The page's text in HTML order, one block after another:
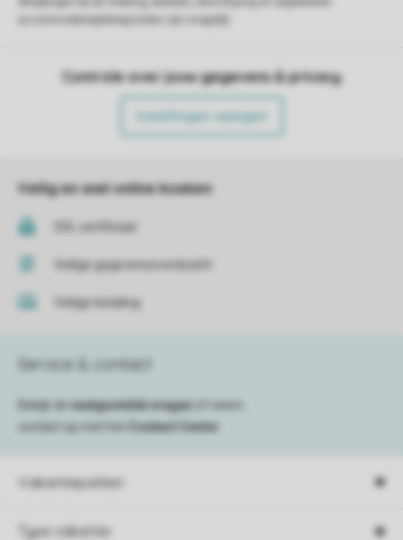
Controle over jouw gegevens & privacy
Instellingen wijzigen
Veilig en snel online boeken
SSL certificaat
Veilige gegevensoverdracht
Veilige betaling
Vakantieparken
Type vakantie
Service & contact
Bekijk de veelgestelde vragen
of neem
contact op met het
Contact Center